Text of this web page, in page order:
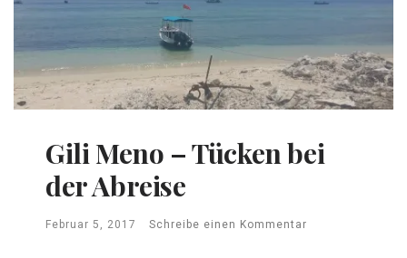
Gili Meno – Tücken bei
der Abreise
Februar 5, 2017 Schreibe einen Kommentar